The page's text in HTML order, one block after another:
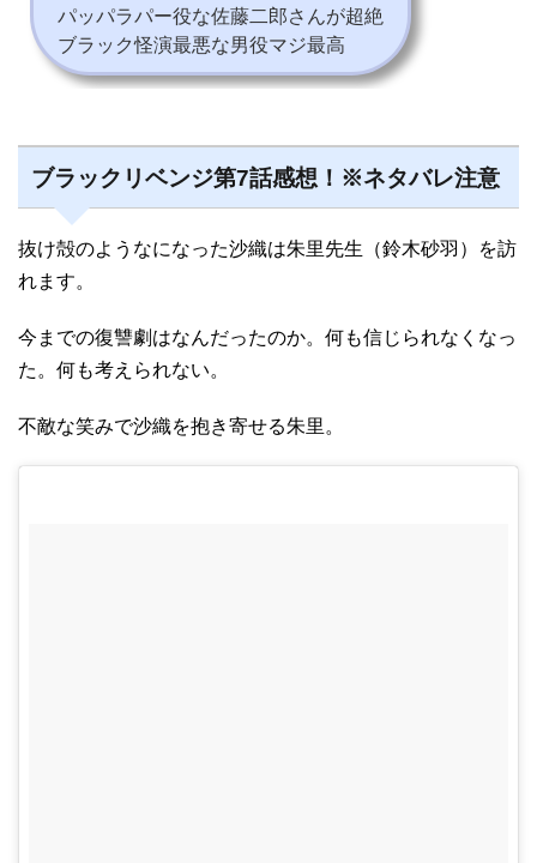
パッパラパー役な佐藤二郎さんが超絶
ブラック怪演最悪な男役マジ最高
ブラックリベンジ第7話感想！※ネタバレ注意
抜け殻のようなになった沙織は朱里先生（鈴木砂羽）を訪
れます。
今までの復讐劇はなんだったのか。何も信じられなくなっ
た。何も考えられない。
不敵な笑みで沙織を抱き寄せる朱里。